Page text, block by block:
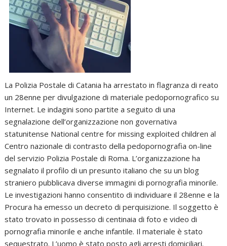
La Polizia Postale di Catania ha arrestato in flagranza di reato
un 28enne per divulgazione di materiale pedopornografico su
Internet. Le indagini sono partite a seguito di una
segnalazione dell’organizzazione non governativa
statunitense National centre for missing exploited children al
Centro nazionale di contrasto della pedopornografia on-line
del servizio Polizia Postale di Roma. L’organizzazione ha
segnalato il profilo di un presunto italiano che su un blog
straniero pubblicava diverse immagini di pornografia minorile.
Le investigazioni hanno consentito di individuare il 28enne e la
Procura ha emesso un decreto di perquisizione. Il soggetto è
stato trovato in possesso di centinaia di foto e video di
pornografia minorile e anche infantile. Il materiale è stato
sequestrato. L’uomo è stato posto agli arresti domiciliari.